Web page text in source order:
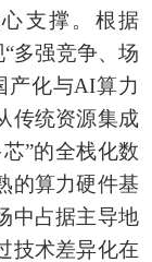
支撑。根据
多强竞争、场
产化与AI算力
传统资源集成
”的全栈化数
的算力硬件基
中占据主导地
技术差异化在